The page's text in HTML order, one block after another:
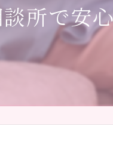
所で安